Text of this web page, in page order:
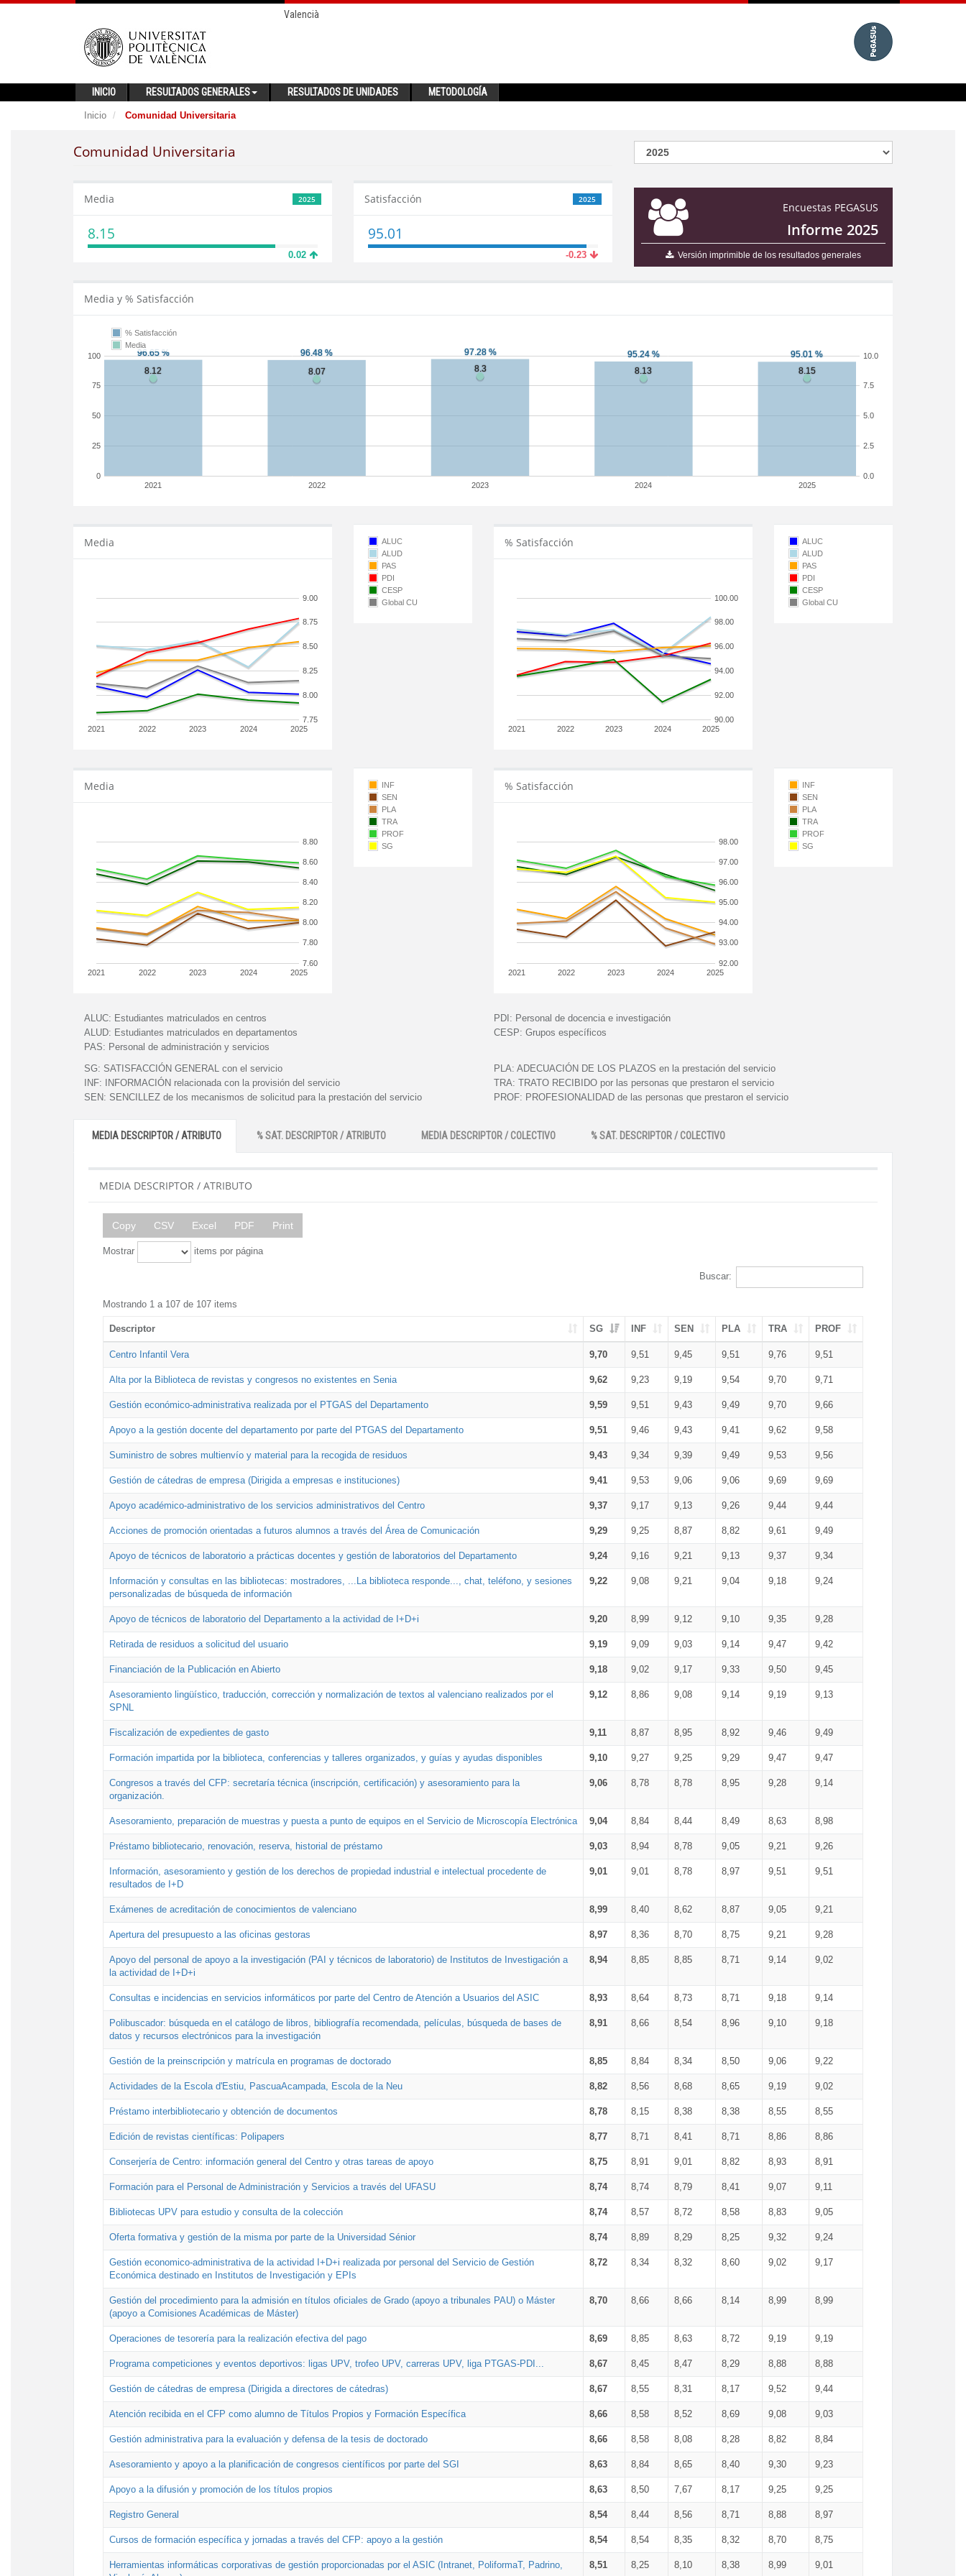
Valencià
INICIO RESULTADOS GENERALES RESULTADOS DE UNIDADES METODOLOGÍA
Inicio Comunidad Universitaria
Comunidad Universitaria
Encuestas PEGASUS
Informe 2025
Versión imprimible de los resultados generales
2025
Media
8.15
0.02
2025
Satisfacción
95.01
-0.23
Media y % Satisfacción
2021 2022 2023 2024 2025
0
25
50
75
100
0.0
2.5
5.0
7.5
10.0
% Satisfacción
Media
Media
2021 2022 2023 2024 2025
7.75
8.00
8.25
8.50
8.75
9.00
ALUC
ALUD
PAS
PDI
CESP
Global CU
% Satisfacción
2021 2022 2023 2024 2025
90.00
92.00
94.00
96.00
98.00
100.00
ALUC
ALUD
PAS
PDI
CESP
Global CU
Media
2021 2022 2023 2024 2025
7.60
7.80
8.00
8.20
8.40
8.60
8.80
INF
SEN
PLA
TRA
PROF
SG
% Satisfacción
2021 2022 2023 2024 2025
92.00
93.00
94.00
95.00
96.00
97.00
98.00
INF
SEN
PLA
TRA
PROF
SG
ALUC: Estudiantes matriculados en centros
ALUD: Estudiantes matriculados en departamentos
PAS: Personal de administración y servicios
PDI: Personal de docencia e investigación
CESP: Grupos específicos
SG: SATISFACCIÓN GENERAL con el servicio
INF:
INFORMACIÓN relacionada con la provisión del servicio
SEN: SENCILLEZ de los mecanismos de solicitud para la prestación del servicio
PLA: ADECUACIÓN DE LOS PLAZOS en la prestación del servicio
TRA: TRATO RECIBIDO por las personas que prestaron el servicio
PROF: PROFESIONALIDAD de las personas que prestaron el servicio
MEDIA DESCRIPTOR / ATRIBUTO % SAT. DESCRIPTOR / ATRIBUTO MEDIA DESCRIPTOR / COLECTIVO % SAT. DESCRIPTOR / COLECTIVO
MEDIA DESCRIPTOR / ATRIBUTO
Copy CSV Excel PDF Print
Mostrar items por página
Buscar:
Mostrando 1 a 107 de 107 items
Descriptor SG INF SEN PLA TRA PROF
Centro Infantil Vera 9,70 9,51 9,45 9,51 9,76 9,51
Alta por la Biblioteca de revistas y congresos no existentes en Senia 9,62 9,23 9,19 9,54 9,70 9,71
Gestión económico-administrativa realizada por el PTGAS del Departamento 9,59 9,51 9,43 9,49 9,70 9,66
Apoyo a la gestión docente del departamento por parte del PTGAS del Departamento 9,51 9,46 9,43 9,41 9,62 9,58
Suministro de sobres multienvío y material para la recogida de residuos 9,43 9,34 9,39 9,49 9,53 9,56
Gestión de cátedras de empresa (Dirigida a empresas e instituciones) 9,41 9,53 9,06 9,06 9,69 9,69
Apoyo académico-administrativo de los servicios administrativos del Centro 9,37 9,17 9,13 9,26 9,44 9,44
Acciones de promoción orientadas a futuros alumnos a través del Área de Comunicación 9,29 9,25 8,87 8,82 9,61 9,49
Apoyo de técnicos de laboratorio a prácticas docentes y gestión de laboratorios del Departamento 9,24 9,16 9,21 9,13 9,37 9,34
Información y consultas en las bibliotecas: mostradores, ...La biblioteca responde..., chat, teléfono, y sesiones
personalizadas de búsqueda de información
9,22 9,08 9,21 9,04 9,18 9,24
Apoyo de técnicos de laboratorio del Departamento a la actividad de I+D+i 9,20 8,99 9,12 9,10 9,35 9,28
Retirada de residuos a solicitud del usuario 9,19 9,09 9,03 9,14 9,47 9,42
Financiación de la Publicación en Abierto 9,18 9,02 9,17 9,33 9,50 9,45
Asesoramiento lingüístico, traducción, corrección y normalización de textos al valenciano realizados por el
SPNL
9,12 8,86 9,08 9,14 9,19 9,13
Fiscalización de expedientes de gasto 9,11 8,87 8,95 8,92 9,46 9,49
Formación impartida por la biblioteca, conferencias y talleres organizados, y guías y ayudas disponibles 9,10 9,27 9,25 9,29 9,47 9,47
Congresos a través del CFP: secretaría técnica (inscripción, certificación) y asesoramiento para la
organización.
9,06 8,78 8,78 8,95 9,28 9,14
Asesoramiento, preparación de muestras y puesta a punto de equipos en el Servicio de Microscopía Electrónica 9,04 8,84 8,44 8,49 8,63 8,98
Préstamo bibliotecario, renovación, reserva, historial de préstamo 9,03 8,94 8,78 9,05 9,21 9,26
Información, asesoramiento y gestión de los derechos de propiedad industrial e intelectual procedente de
resultados de I+D
9,01 9,01 8,78 8,97 9,51 9,51
Exámenes de acreditación de conocimientos de valenciano 8,99 8,40 8,62 8,87 9,05 9,21
Apertura del presupuesto a las oficinas gestoras 8,97 8,36 8,70 8,75 9,21 9,28
Apoyo del personal de apoyo a la investigación (PAI y técnicos de laboratorio) de Institutos de Investigación a
la actividad de I+D+i
8,94 8,85 8,85 8,71 9,14 9,02
Consultas e incidencias en servicios informáticos por parte del Centro de Atención a Usuarios del ASIC 8,93 8,64 8,73 8,71 9,18 9,14
Polibuscador: búsqueda en el catálogo de libros, bibliografía recomendada, películas, búsqueda de bases de
datos y recursos electrónicos para la investigación
8,91 8,66 8,54 8,96 9,10 9,18
Gestión de la preinscripción y matrícula en programas de doctorado 8,85 8,84 8,34 8,50 9,06 9,22
Actividades de la Escola d'Estiu, PascuaAcampada, Escola de la Neu 8,82 8,56 8,68 8,65 9,19 9,02
Préstamo interbibliotecario y obtención de documentos 8,78 8,15 8,38 8,38 8,55 8,55
Edición de revistas científicas: Polipapers 8,77 8,71 8,41 8,71 8,86 8,86
Conserjería de Centro: información general del Centro y otras tareas de apoyo 8,75 8,91 9,01 8,82 8,93 8,91
Formación para el Personal de Administración y Servicios a través del UFASU 8,74 8,74 8,79 8,41 9,07 9,11
Bibliotecas UPV para estudio y consulta de la colección 8,74 8,57 8,72 8,58 8,83 9,05
Oferta formativa y gestión de la misma por parte de la Universidad Sénior 8,74 8,89 8,29 8,25 9,32 9,24
Gestión economico-administrativa de la actividad I+D+i realizada por personal del Servicio de Gestión
Económica destinado en Institutos de Investigación y EPIs
8,72 8,34 8,32 8,60 9,02 9,17
Gestión del procedimiento para la admisión en títulos oficiales de Grado (apoyo a tribunales PAU) o Máster
(apoyo a Comisiones Académicas de Máster)
8,70 8,66 8,66 8,14 8,99 8,99
Operaciones de tesorería para la realización efectiva del pago 8,69 8,85 8,63 8,72 9,19 9,19
Programa competiciones y eventos deportivos: ligas UPV, trofeo UPV, carreras UPV, liga PTGAS-PDI... 8,67 8,45 8,47 8,29 8,88 8,88
Gestión de cátedras de empresa (Dirigida a directores de cátedras) 8,67 8,55 8,31 8,17 9,52 9,44
Atención recibida en el CFP como alumno de Títulos Propios y Formación Específica 8,66 8,58 8,52 8,69 9,08 9,03
Gestión administrativa para la evaluación y defensa de la tesis de doctorado 8,66 8,58 8,08 8,28 8,82 8,84
Asesoramiento y apoyo a la planificación de congresos científicos por parte del SGI 8,63 8,84 8,65 8,40 9,30 9,23
Apoyo a la difusión y promoción de los títulos propios 8,63 8,50 7,67 8,17 9,25 9,25
Registro General 8,54 8,44 8,56 8,71 8,88 8,97
Cursos de formación específica y jornadas a través del CFP: apoyo a la gestión 8,54 8,54 8,35 8,32 8,70 8,75
Herramientas informáticas corporativas de gestión proporcionadas por el ASIC (Intranet, PoliformaT, Padrino,
8,51 8,25 8,10 8,38 8,99 9,01